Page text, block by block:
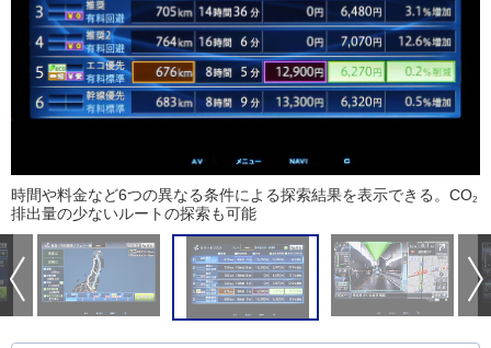
時間や料金など6つの異なる条件による探索結果を表示できる。CO2
排出量の少ないルートの探索も可能